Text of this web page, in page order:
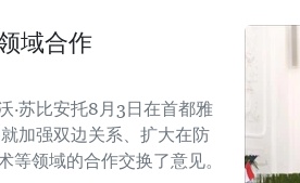
域合作
·苏比安托8月3日在首都雅
加强双边关系、扩大在防
领域的合作交换了意见。